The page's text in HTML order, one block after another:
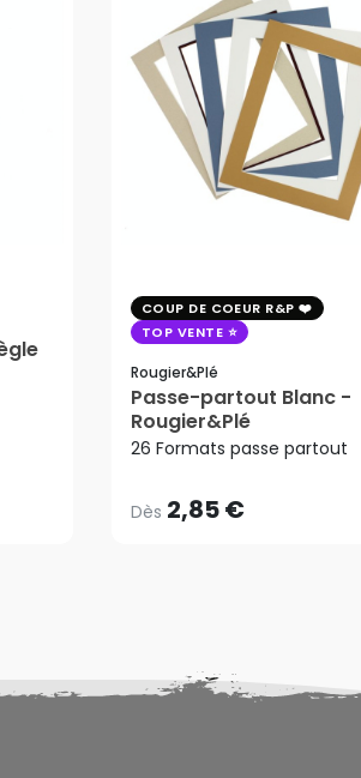
COUP DE COEUR R&P
TOP VENTE
Rougier&plé
Passe-partout Blanc -
Rougier&Plé
26 Formats passe partout
Dès 2,85 €
Dès2,85 €